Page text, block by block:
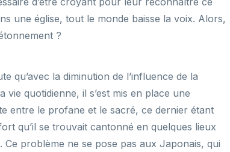
une église, tout le monde baisse la voix. Alors,
?
qu’avec la diminution de l’influence de la
vie quotidienne, il s’est mis en place une
entre le profane et le sacré, ce dernier étant
qu’il se trouvait cantonné en quelques lieux
Ce problème ne se pose pas aux Japonais, qui